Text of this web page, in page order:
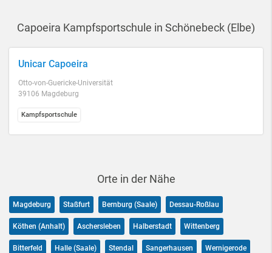
Capoeira Kampfsportschule in Schönebeck (Elbe)
Unicar Capoeira
Otto-von-Guericke-Universität
39106 Magdeburg
Kampfsportschule
Orte in der Nähe
Magdeburg Staßfurt Bernburg (Saale) Dessau-Roßlau
Köthen (Anhalt) Aschersleben Halberstadt Wittenberg
Bitterfeld Halle (Saale) Stendal Sangerhausen Wernigerode